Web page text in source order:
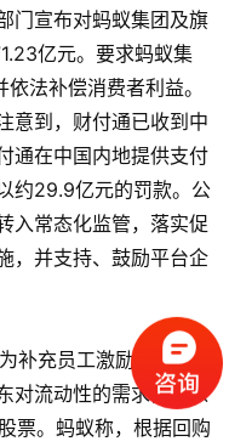
门宣布对蚂蚁集团及旗
亿元。要求蚂蚁集
法补偿消费者利益。
意到，财付通已收到中
通在中国内地提供支付
约29.9亿元的罚款。公
入常态化监管，落实促
，并支持、鼓励平台企
补充员工激励池以持
对流动性的需求，将以
票。蚂蚁称，根据回购